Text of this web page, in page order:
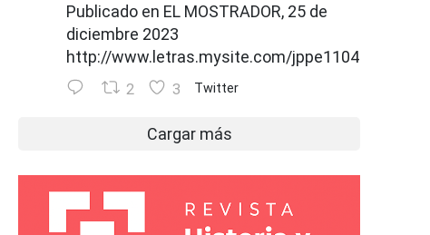
Publicado en EL MOSTRADOR, 25 de
diciembre 2023
http://www.letras.mysite.com/jppe110426.html
2 3 Twitter
Cargar más